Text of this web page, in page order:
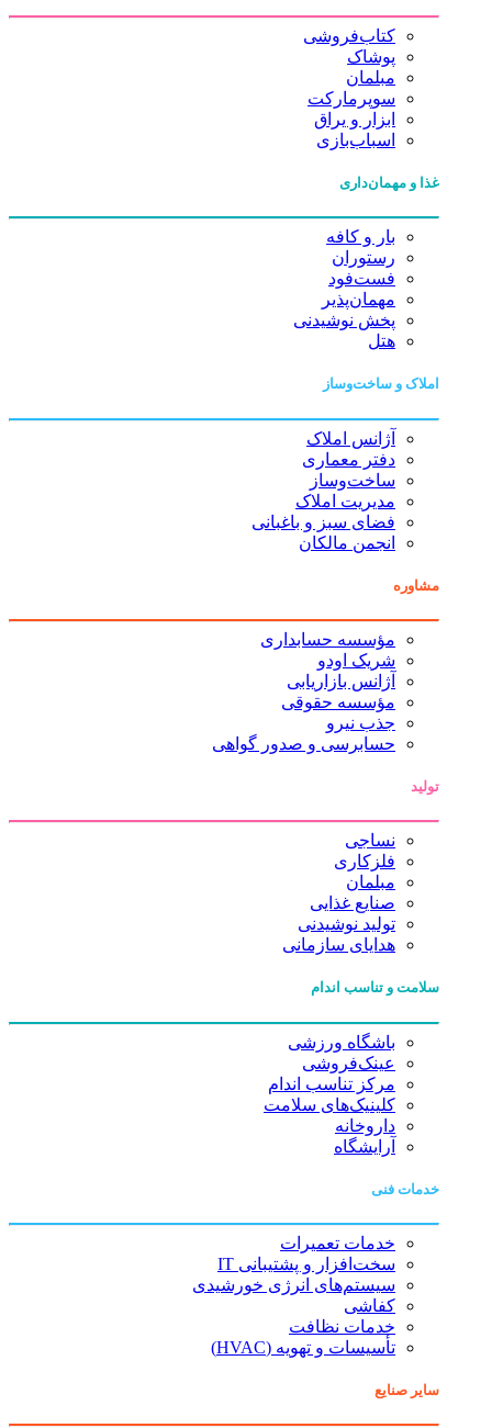
کتاب‌فروشی
پوشاک
مبلمان
سوپرمارکت
ابزار و یراق
اسباب‌بازی
غذا و مهمان‌داری
بار و کافه
رستوران
فست‌فود
مهمان‌پذیر
پخش نوشیدنی
هتل
املاک و ساخت‌وساز
آژانس املاک
دفتر معماری
ساخت‌وساز
مدیریت املاک
فضای سبز و باغبانی
انجمن مالکان
مشاوره
مؤسسه حسابداری
شریک اودو
آژانس بازاریابی
مؤسسه حقوقی
جذب نیرو
حسابرسی و صدور گواهی
تولید
نساجی
فلزکاری
مبلمان
صنایع غذایی
تولید نوشیدنی
هدایای سازمانی
سلامت و تناسب اندام
باشگاه ورزشی
عینک‌فروشی
مرکز تناسب اندام
کلینیک‌های سلامت
داروخانه
آرایشگاه
خدمات فنی
خدمات تعمیرات
سخت‌افزار و پشتیبانی IT
سیستم‌های انرژی خورشیدی
کفاشی
خدمات نظافت
تأسیسات و تهویه (HVAC)
سایر صنایع